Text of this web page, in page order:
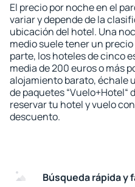
El precio por noche en el
variar y depende de la
ubicación del hotel. Una
medio suele tener un
parte, los hoteles de cinco
media de 200 euros o más
alojamiento barato, échale
de paquetes “Vuelo+Hotel“
reservar tu hotel y vuelo
descuento.
Búsqueda rápida y